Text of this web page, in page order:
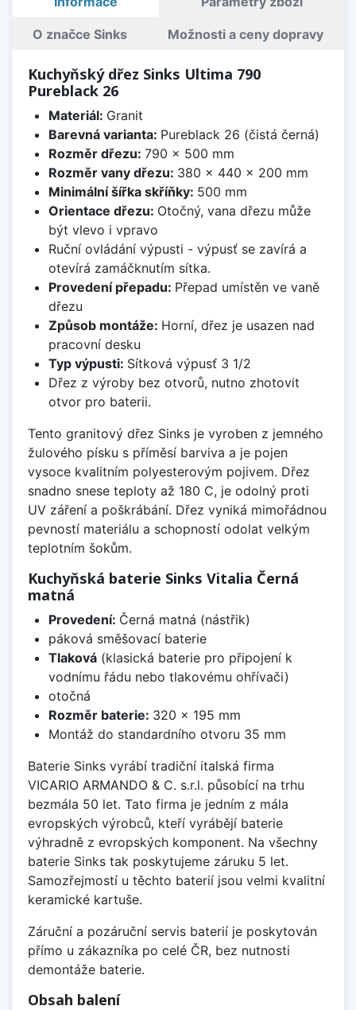
O značce Sinks Možnosti a ceny dopravy
Kuchyňský dřez Sinks Ultima 790
Pureblack 26
Materiál: Granit
Barevná varianta: Pureblack 26 (čistá černá)
Rozměr dřezu: 790 x 500 mm
Rozměr vany dřezu: 380 x 440 x 200 mm
Minimální šířka skříňky: 500 mm
Orientace dřezu: Otočný, vana dřezu může
být vlevo i vpravo
Ruční ovládání výpusti - výpusť se zavírá a
otevírá zamáčknutím sítka.
Provedení přepadu: Přepad umístěn ve vaně
dřezu
Způsob montáže: Horní, dřez je usazen nad
pracovní desku
Typ výpusti: Sítková výpusť 3 1/2
Dřez z výroby bez otvorů, nutno zhotovit
otvor pro baterii.
Tento granitový dřez Sinks je vyroben z jemného
žulového písku s příměsí barviva a je pojen
vysoce kvalitním polyesterovým pojivem. Dřez
snadno snese teploty až 180 C, je odolný proti
UV záření a poškrábání. Dřez vyniká mimořádnou
pevností materiálu a schopností odolat velkým
teplotním šokům.
Kuchyňská baterie Sinks Vitalia Černá
matná
Provedení: Černá matná (nástřik)
páková směšovací baterie
Tlaková(klasická baterie pro připojení k
vodnímu řádu nebo tlakovému ohřívači)
otočná
Rozměr baterie: 320 x 195 mm
Montáž do standardního otvoru 35 mm
Baterie Sinks vyrábí tradiční italská firma
VICARIO ARMANDO & C. s.r.l. působící na trhu
bezmála 50 let. Tato firma je jedním z mála
evropských výrobců, kteří vyrábějí baterie
výhradně z evropských komponent. Na všechny
baterie Sinks tak poskytujeme záruku 5 let.
Samozřejmostí u těchto baterií jsou velmi kvalitní
keramické kartuše.
Záruční a pozáruční servis baterií je poskytován
přímo u zákazníka po celé ČR, bez nutnosti
demontáže baterie.
Obsah balení